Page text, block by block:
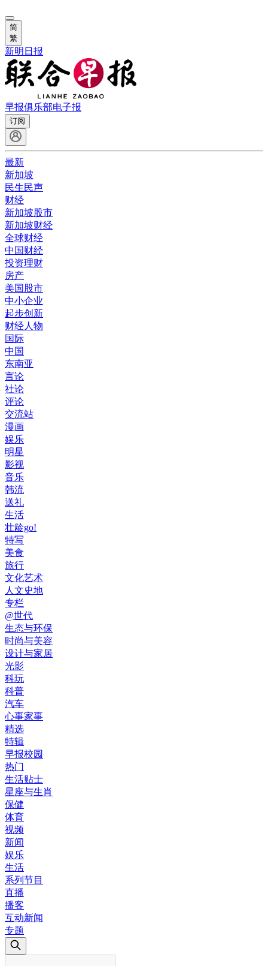
简
繁
新明日报
早报俱乐部电子报
订阅
最新
新加坡
民生民声
财经
新加坡股市
新加坡财经
全球财经
中国财经
投资理财
房产
美国股市
中小企业
起步创新
财经人物
国际
中国
东南亚
言论
社论
评论
交流站
漫画
娱乐
明星
影视
音乐
韩流
送礼
生活
壮龄go!
特写
美食
旅行
文化艺术
人文史地
专栏
@世代
生态与环保
时尚与美容
设计与家居
光影
科玩
科普
汽车
心事家事
精选
特辑
早报校园
热门
生活贴士
星座与生肖
保健
体育
视频
新闻
娱乐
生活
系列节目
直播
播客
互动新闻
专题